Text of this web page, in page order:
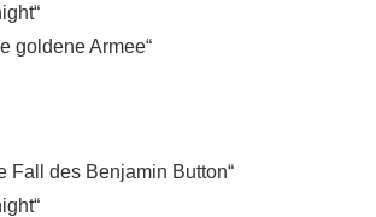
goldene Armee“
Fall des Benjamin Button“